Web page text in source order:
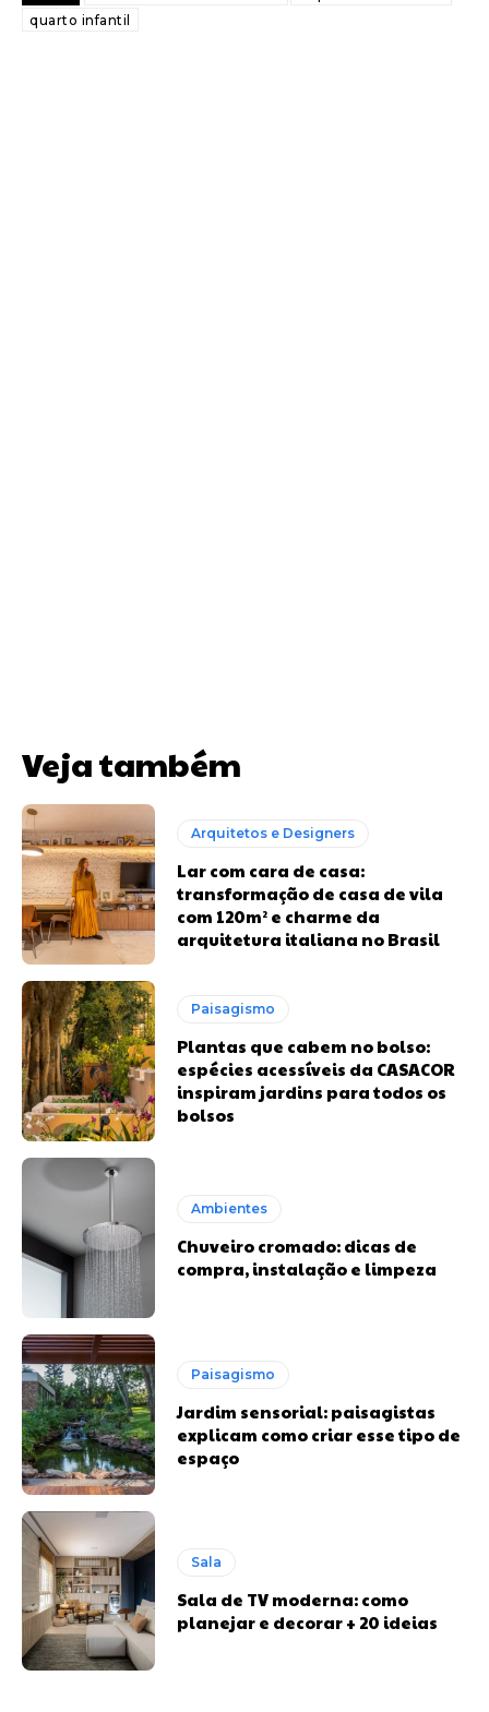
quarto infantil
Veja também
Arquitetos e Designers
Lar com cara de casa:
transformação de casa de vila
com 120m² e charme da
arquitetura italiana no Brasil
Paisagismo
Plantas que cabem no bolso:
espécies acessíveis da CASACOR
inspiram jardins para todos os
bolsos
Ambientes
Chuveiro cromado: dicas de
compra, instalação e limpeza
Paisagismo
Jardim sensorial: paisagistas
explicam como criar esse tipo de
espaço
Sala
Sala de TV moderna: como
planejar e decorar + 20 ideias